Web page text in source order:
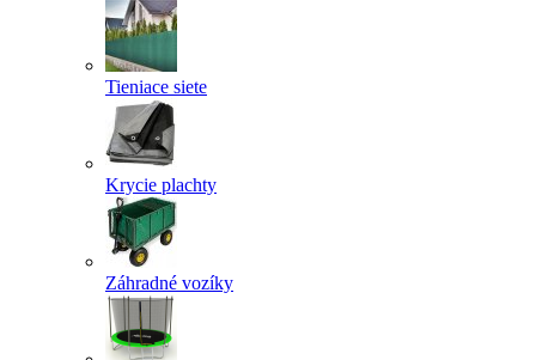
Tieniace siete
Krycie plachty
Záhradné vozíky